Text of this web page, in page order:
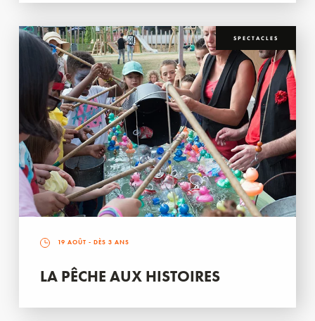
SPECTACLES
19 AOÛT - DÈS 3 ANS
LA PÊCHE AUX HISTOIRES